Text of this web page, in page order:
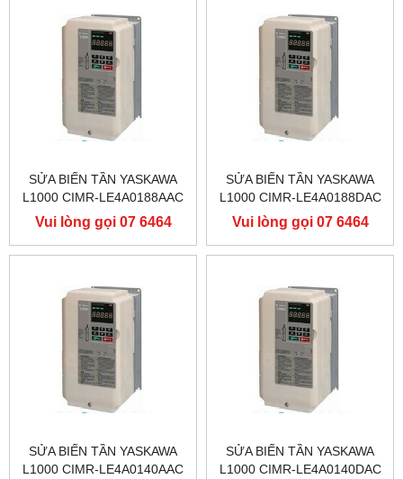
SỬA BIẾN TẦN YASKAWA
L1000 CIMR-LE4A0188AAC
400V 90KW, BIẾN TẦN
YASKAWA L1000
Vui lòng gọi 07 6464
9556
SỬA BIẾN TẦN YASKAWA
L1000 CIMR-LE4A0188DAC
400V 90KW, BIẾN TẦN
YASKAWA L1000
Vui lòng gọi 07 6464
9556
SỬA BIẾN TẦN YASKAWA
L1000 CIMR-LE4A0140AAC
SỬA BIẾN TẦN YASKAWA
L1000 CIMR-LE4A0140DAC